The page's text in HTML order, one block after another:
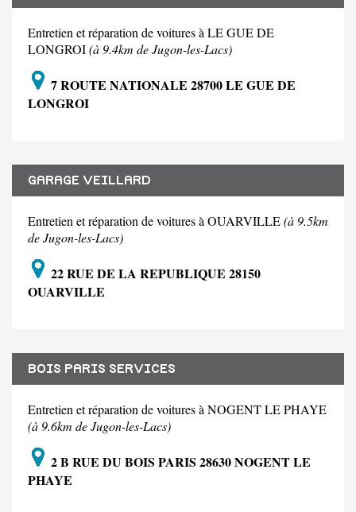
Entretien et réparation de voitures à LE GUE DE
LONGROI(à 9.4km de Jugon-les-Lacs)
7 ROUTE NATIONALE 28700 LE GUE DE
LONGROI
GARAGE VEILLARD
Entretien et réparation de voitures à OUARVILLE(à 9.5km
de Jugon-les-Lacs)
22 RUE DE LA REPUBLIQUE 28150
OUARVILLE
BOIS PARIS SERVICES
Entretien et réparation de voitures à NOGENT LE PHAYE
(à 9.6km de Jugon-les-Lacs)
2 B RUE DU BOIS PARIS 28630 NOGENT LE
PHAYE